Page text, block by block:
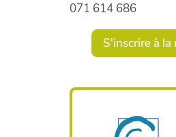
071 614 686
S'inscrire à